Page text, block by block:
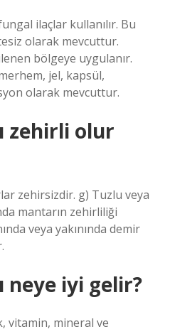
ilaçlar kullanılır. Bu
olarak mevcuttur.
bölgeye uygulanır.
jel, kapsül,
olarak mevcuttur.
zehirli olur
zehirsizdir. g) Tuzlu veya
mantarın zehirliliği
veya yakınında demir
neye iyi gelir?
vitamin, mineral ve